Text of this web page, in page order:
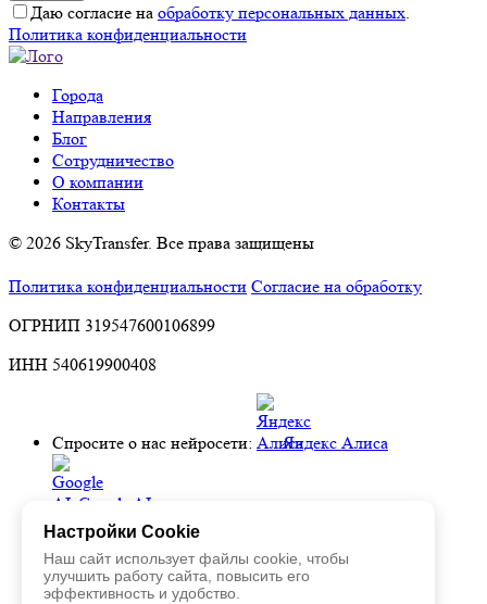
Даю согласие на обработку персональных данных.
Политика конфиденциальности
Города
Направления
Блог
Сотрудничество
О компании
Контакты
© 2026 SkyTransfer. Все права защищены
Политика конфиденциальности Согласие на обработку
ОГРНИП 319547600106899
ИНН 540619900408
Спросите о нас нейросети: Яндекс Алиса
Google AI
Perplexity
Настройки Cookie
Наш сайт использует файлы cookie, чтобы
улучшить работу сайта, повысить его
эффективность и удобство.